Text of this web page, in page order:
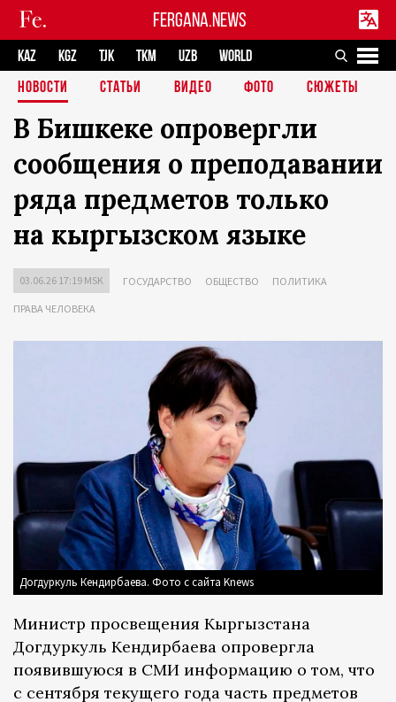
FERGANA.NEWS
KAZ KGZ TJK TKM UZB
WORLD
НОВОСТИ
СТАТЬИ ВИДЕО ФОТО СЮЖЕТЫ
В Бишкеке опровергли
сообщения о преподавании
ряда предметов только
на кыргызском языке
03.06.26 17:19 MSK ГОСУДАРСТВО ОБЩЕСТВО ПОЛИТИКА
ПРАВА ЧЕЛОВЕКА
Догдуркуль Кендирбаева. Фото с сайта Knews
Министр просвещения Кыргызстана
Догдуркуль Кендирбаева опровергла
появившуюся в СМИ информацию о том, что
с сентября текущего года часть предметов